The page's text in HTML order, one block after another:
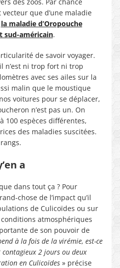
que d’une maladie
la maladie d’Oropouche
sud-américain.
de savoir voyager.
n’est ni trop fort ni trop
avec ses ailes sur la
malin que le moustique
voitures pour se déplacer,
n’est pas un. On
100 espèces différentes,
des maladies suscitées.
a
dans tout ça ? Pour
chose de l’impact qu’il
de Culicoïdes ou sur
atmosphériques
de son pouvoir de
à la fois de la virémie, est-ce
2 jours ou deux
en Culicoïdes» précise